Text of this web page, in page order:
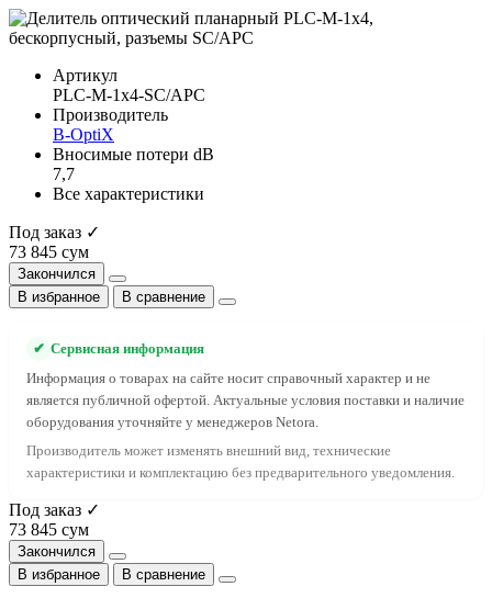
Артикул
PLC-M-1x4-SC/APC
Производитель
B-OptiX
Вносимые потери dB
7,7
Все характеристики
Под заказ ✓
73 845 сум
Закончился
В избранное
В сравнение
✔ Сервисная информация
Информация о товарах на сайте носит справочный характер и не
является публичной офертой. Актуальные условия поставки и наличие
оборудования уточняйте у менеджеров Netora.
Производитель может изменять внешний вид, технические
характеристики и комплектацию без предварительного уведомления.
Под заказ ✓
73 845 сум
Закончился
В избранное
В сравнение